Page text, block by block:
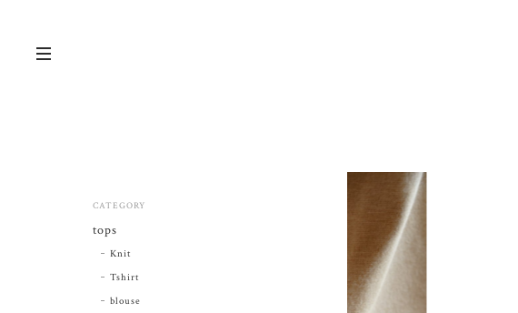
CATEGORY
tops
Knit
Tshirt
blouse